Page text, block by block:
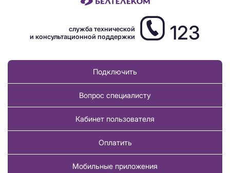
служба технической
и консультационной поддержки
123
Подключить
Вопрос специалисту
Кабинет пользователя
Оплатить
Мобильные приложения